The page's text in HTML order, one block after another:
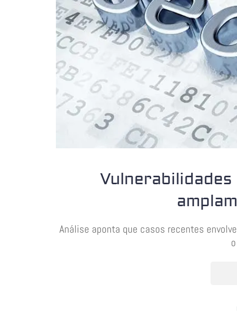
Análise aponta que casos recentes